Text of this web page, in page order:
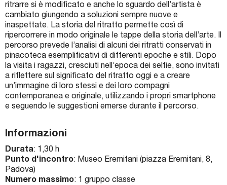
News
Collezioni
Percorsi
Biglietti e Orari
Facebook
Twitter
Instagram
ritrarre si è modificato e anche lo sguardo dell’artista è
cambiato giungendo a soluzioni sempre nuove e
inaspettate. La storia del ritratto permette così di
ripercorrere in modo originale le tappe della storia dell’arte. Il
percorso prevede l’analisi di alcuni dei ritratti conservati in
pinacoteca esemplificativi di differenti epoche e stili. Dopo
la visita i ragazzi, cresciuti nell’epoca dei selfie, sono invitati
a riflettere sul significato del ritratto oggi e a creare
un’immagine di loro stessi e dei loro compagni
contemporanea e originale, utilizzando i propri smartphone
e seguendo le suggestioni emerse durante il percorso.
Informazioni
Durata: 1,30 h
Punto d'incontro: Museo Eremitani (piazza Eremitani, 8,
Padova)
Numero massimo: 1 gruppo classe